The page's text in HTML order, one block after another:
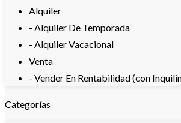
Alquiler
- Alquiler De Temporada
- Alquiler Vacacional
Venta
- Vender En Rentabilidad (con
Categorías